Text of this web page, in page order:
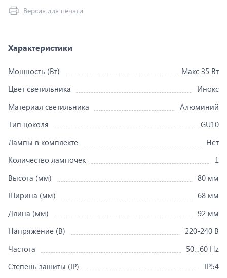
Версия для печати
Характеристики
Мощность (Вт)
Макс 35 Вт
Цвет светильника
Инокс
Материал светильника
Алюминий
Тип цоколя
GU10
Лампы в комплекте
Нет
Количество лампочек
1
Высота (мм)
80 мм
Ширина (мм)
68 мм
Длина (мм)
92 мм
Напряжение (В)
220-240 В
Частота
50…60 Hz
Степень зашиты (IP)
IP54